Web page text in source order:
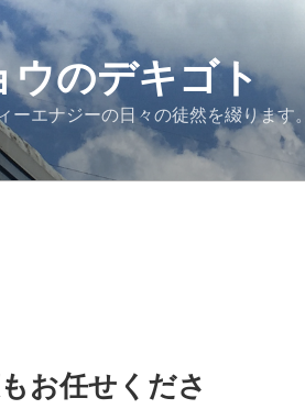
ウのデキゴト
エナジーの日々の徒然を綴ります。
お任せくださ